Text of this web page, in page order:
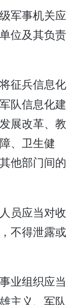
军事机关应
位及其负责
征兵信息化
队信息化建
展改革、教
、卫生健
他部门间的
员应当对收
不得泄露或
业组织应当
主义、军队